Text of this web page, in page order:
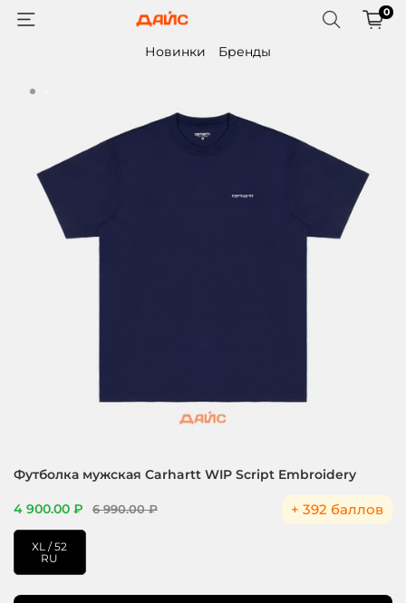
0
Новинки Бренды
Футболка мужская Carhartt WIP Script Embroidery
4 900.00 ₽ 6 990.00 ₽ + 392 баллов
XL / 52
RU